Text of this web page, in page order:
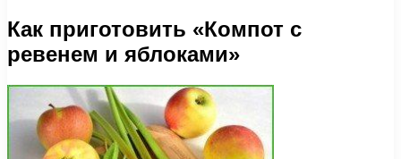
Как приготовить «Компот с
ревенем и яблоками»